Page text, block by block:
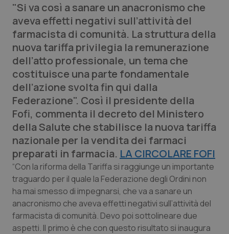
QS Pro
Professionisti Sanitari.AI
Abruzzo
Basilicata
Calabria
Campania
Emilia-Romagna
Friuli Venezia Giulia
Lazio
QS Pro Gold
Artrite & artrosi
Asma & BPCO
Car-T
Colesterolo & coronaropatie
Dermatite Atopica
Diabete & glucometri
QS Club Newsletter
"Si va così a sanare un anacronismo che
aveva effetti negativi sull’attività del
farmacista di comunità. La struttura della
nuova tariffa privilegia la remunerazione
dell’atto professionale, un tema che
costituisce una parte fondamentale
dell’azione svolta fin qui dalla
Federazione". Così il presidente della
Fofi, commenta il decreto del Ministero
della Salute che stabilisce la nuova tariffa
nazionale per la vendita dei farmaci
preparati in farmacia. LA CIRCOLARE FOFI
“Con la riforma della Tariffa si raggiunge un importante
traguardo per il quale la Federazione degli Ordini non
ha mai smesso di impegnarsi, che va a sanare un
anacronismo che aveva effetti negativi sull’attività del
farmacista di comunità. Devo poi sottolineare due
aspetti. Il primo è che con questo risultato si inaugura